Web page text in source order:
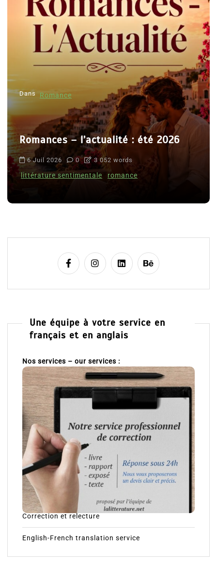
Dans Romance
Romances – l’actualité : été 2026
6 Juil 2026 0 3 052 words
littérature sentimentale romance
Une équipe à votre service en
français et en anglais
Nos services – our services :
Correction et relecture
English-French translation service